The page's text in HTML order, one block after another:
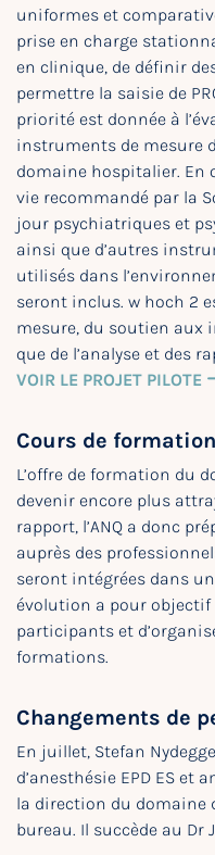
uniformes et
prise en charge
en clinique, de définir
permettre la saisie de
priorité est donnée à
instruments de mesure
domaine hospitalier. En
vie recommandé par la
jour psychiatriques et
ainsi que d’autres
utilisés dans
seront inclus. w hoch 2
mesure, du soutien
que de l’analyse et des
VOIR LE PROJET PILOTE
Cours de formation
L’offre de formation du
devenir encore plus
rapport, l’ANQ a donc
auprès des
seront intégrées dans
évolution a pour objectif
participants et
formations.
Changements de
En juillet, Stefan
d’anesthésie EPD ES et
la direction du domaine
bureau. Il succède au Dr